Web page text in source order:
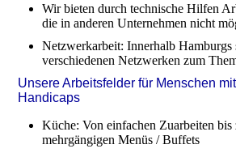
Wir bieten durch technische Hilfen
die in anderen Unternehmen nicht
Netzwerkarbeit: Innerhalb
verschiedenen Netzwerken zum
Unsere Arbeitsfelder für Menschen
Handicaps
Küche: Von einfachen Zuarbeiten
mehrgängigen Menüs / Buffets